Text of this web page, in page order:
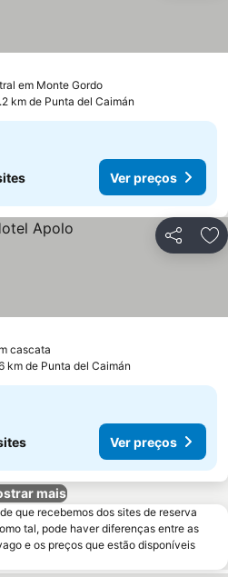
em Monte Gordo
km de Punta del Caimán
Ver preços
Partilhar
cascata
km de Punta del Caimán
Ver preços
mais
que recebemos dos sites de reserva
tal, pode haver diferenças entre as
e os preços que estão disponíveis